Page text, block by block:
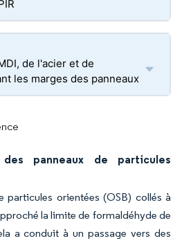
de l'acier et de
les marges des panneaux
panneaux de particules
particules orientées (OSB) collés à
la limite de formaldéhyde de
a conduit à un passage vers des